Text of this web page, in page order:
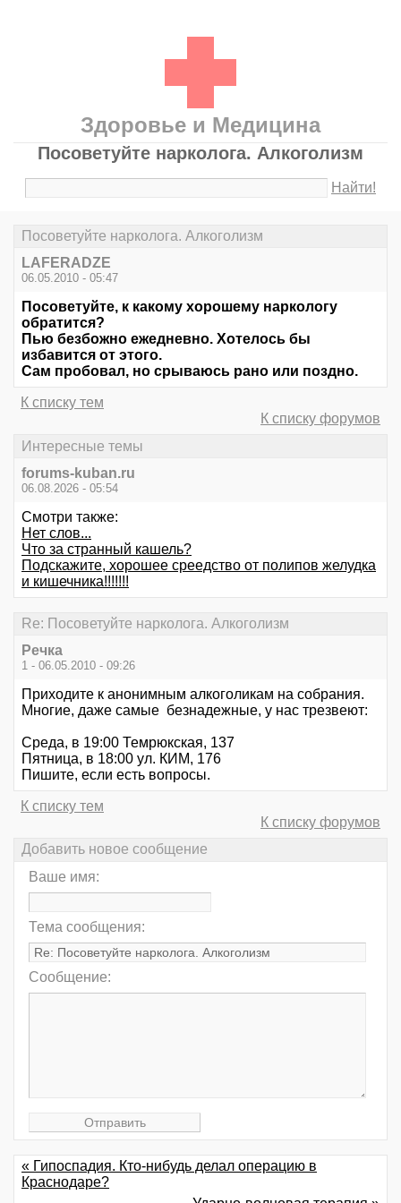
Здоровье и Медицина
Посоветуйте нарколога. Алкоголизм
Найти!
Посоветуйте нарколога. Алкоголизм
LAFERADZE
06.05.2010 - 05:47
Посоветуйте, к какому хорошему наркологу
обратится?
Пью безбожно ежедневно. Хотелось бы
избавится от этого.
Сам пробовал, но срываюсь рано или поздно.
К списку тем
К списку форумов
Интересные темы
forums-kuban.ru
06.08.2026 - 05:54
Смотри также:
Нет слов...
Что за странный кашель?
Подскажите, хорошее среедство от полипов желудка
и кишечника!!!!!!!
Re: Посоветуйте нарколога. Алкоголизм
Речка
1 - 06.05.2010 - 09:26
Приходите к анонимным алкоголикам на собрания.
Многие, даже самые безнадежные, у нас трезвеют:
Среда, в 19:00 Темрюкская, 137
Пятница, в 18:00 ул. КИМ, 176
Пишите, если есть вопросы.
К списку тем
К списку форумов
Добавить новое сообщение
Ваше имя:
Тема сообщения:
Сообщение:
« Гипоспадия. Кто-нибудь делал операцию в
Краснодаре?